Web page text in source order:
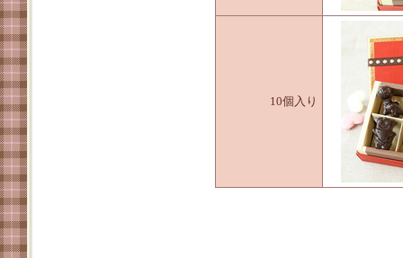
10個入り